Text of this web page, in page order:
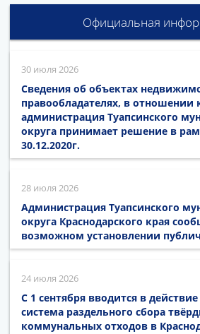
Официальная
30 июля 2026
Сведения об объектах
правообладателях, в отношении
администрация Туапсинского
округа принимает решение в
30.12.2020г.
28 июля 2026
Администрация Туапсинского
округа Краснодарского края
возможном установлении
24 июля 2026
С 1 сентября вводится в
система раздельного сбора
коммунальных отходов в